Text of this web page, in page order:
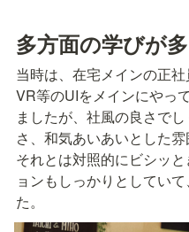
多方面の学びが
当時は、在宅メインの正社
VR等のUIをメインにやっ
ましたが、社風の良さで
さ、和気あいあいとした雰
それとは対照的にビシッ
ョンもしっかりとしてい
た。